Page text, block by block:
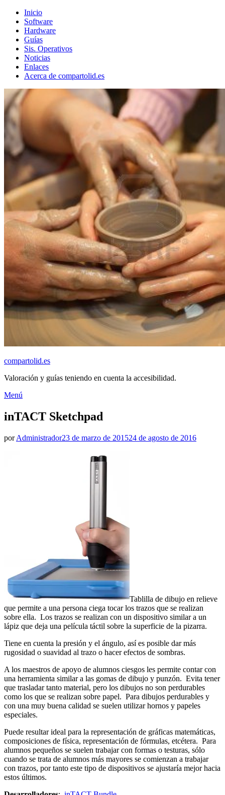
Inicio
Software
Hardware
Guías
Sis. Operativos
Noticias
Enlaces
Acerca de compartolid.es
compartolid.es
Valoración y guías teniendo en cuenta la accesibilidad.
Saltar
contenido
Menú
inTACT Sketchpad
porAdministradorPublicado
23 de marzo de 201524 de agosto de 2016
Tablilla de dibujo en relieve
que permite a una persona ciega tocar los trazos que se realizan
sobre ella. Los trazos se realizan con un dispositivo similar a un
lápiz que deja una película táctil sobre la superficie de la pizarra.
Tiene en cuenta la presión y el ángulo, así es posible dar más
rugosidad o suavidad al trazo o hacer efectos de sombras.
A los maestros de apoyo de alumnos ciesgos les permite contar con
una herramienta similar a las gomas de dibujo y punzón. Evita tener
que trasladar tanto material, pero los dibujos no son perdurables
como los que se realizan sobre papel. Para dibujos perdurables y
con una muy buena calidad se suelen utilizar hornos y papeles
especiales.
Puede resultar ideal para la representación de gráficas matemáticas,
composiciones de física, representación de fórmulas, etcétera. Para
alumnos pequeños se suelen trabajar con formas o testuras, sólo
cuando se trata de alumnos más mayores se comienzan a trabajar
con trazos, por tanto este tipo de dispositivos se ajustaría mejor hacia
estos últimos.